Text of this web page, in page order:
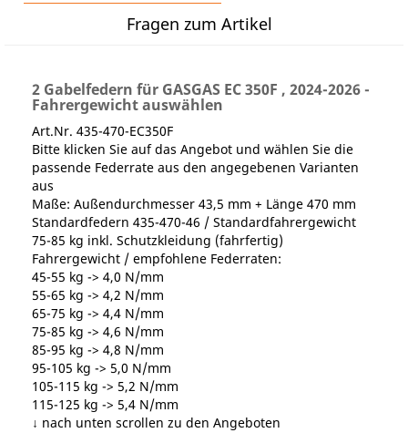
Fragen zum Artikel
2 Gabelfedern für GASGAS EC 350F , 2024-2026 -
Fahrergewicht auswählen
Art.Nr. 435-470-EC350F
Bitte klicken Sie auf das Angebot und wählen Sie die
passende Federrate aus den angegebenen Varianten
aus
Maße: Außendurchmesser 43,5 mm + Länge 470 mm
Standardfedern 435-470-46 / Standardfahrergewicht
75-85 kg inkl. Schutzkleidung (fahrfertig)
Fahrergewicht / empfohlene Federraten:
45-55 kg -> 4,0 N/mm
55-65 kg -> 4,2 N/mm
65-75 kg -> 4,4 N/mm
75-85 kg -> 4,6 N/mm
85-95 kg -> 4,8 N/mm
95-105 kg -> 5,0 N/mm
105-115 kg -> 5,2 N/mm
115-125 kg -> 5,4 N/mm
↓ nach unten scrollen zu den Angeboten